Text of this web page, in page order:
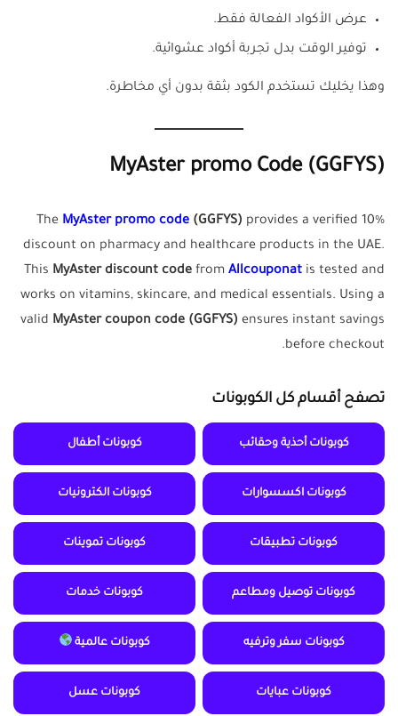
عرض الأكواد الفعالة فقط.
توفير الوقت بدل تجربة أكواد عشوائية.
وهذا يخليك تستخدم الكود بثقة بدون أي مخاطرة.
MyAster promo Code (GGFYS)
The MyAster promo code (GGFYS) provides a verified 10%
discount on pharmacy and healthcare products in the UAE.
This MyAsterdiscount code from Allcouponat is tested and
works on vitamins, skincare, and medical essentials. Using a
valid MyAster coupon code (GGFYS) ensures instant savings
before checkout.
تصفح أقسام كل الكوبونات
كوبونات أحذية وحقائب كوبونات أطفال
كوبونات اكسسوارات كوبونات الكترونيات
كوبونات تطبيقات كوبونات تموينات
كوبونات توصيل ومطاعم كوبونات خدمات
كوبونات سفر وترفيه كوبونات عالمية
كوبونات عبايات كوبونات عسل